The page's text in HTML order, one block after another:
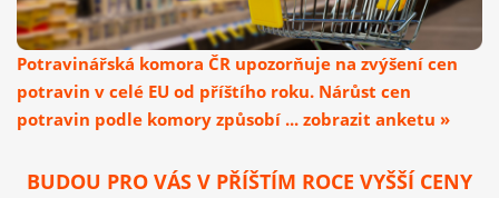
Potravinářská komora ČR upozorňuje na zvýšení cen
potravin v celé EU od příštího roku. Nárůst cen
potravin podle komory způsobí ... zobrazit anketu »
BUDOU PRO VÁS V PŘÍŠTÍM ROCE VYŠŠÍ CENY